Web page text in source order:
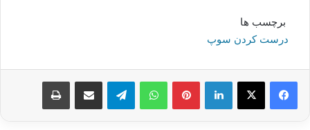
برچسب ها
درست کردن سوپ
لینکدین پینترستواتس آپ تلگرام اشتراک گذاری از طریق ایمیل چاپ